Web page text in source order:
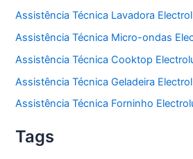
Assistência Técnica Lavadora
Assistência Técnica Micro-ondas
Assistência Técnica Cooktop
Assistência Técnica Geladeira
Assistência Técnica Forninho
Tags